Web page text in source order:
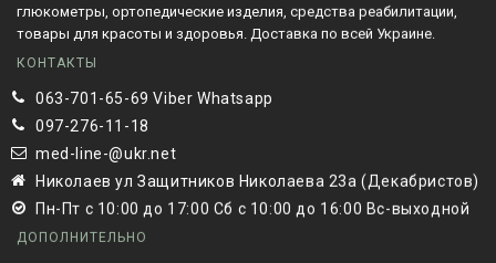
глюкометры, ортопедические изделия, средства реабилитации,
товары для красоты и здоровья. Доставка по всей Украине.
КОНТАКТЫ
063-701-65-69 Viber Whatsapp
097-276-11-18
med-line-@ukr.net
Николаев ул Защитников Николаева 23а (Декабристов)
Пн-Пт с 10:00 до 17:00 Сб с 10:00 до 16:00 Вс-выходной
ДОПОЛНИТЕЛЬНО